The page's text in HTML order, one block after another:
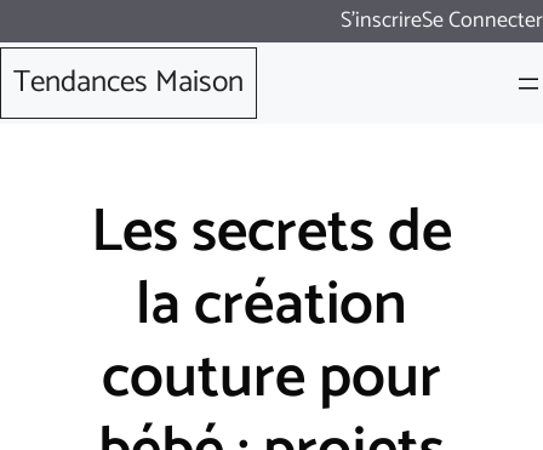
au
contenu
S'inscrireSe Connecter
Tendances Maison
Les secrets de
la création
couture pour